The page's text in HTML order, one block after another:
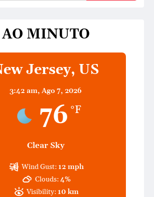
AO MINUTO
Jersey, US
3:42 am,Ago 7, 2026
76 °F
Clear Sky
Wind Gust: 12 mph
Clouds:4%
Visibility: 10 km